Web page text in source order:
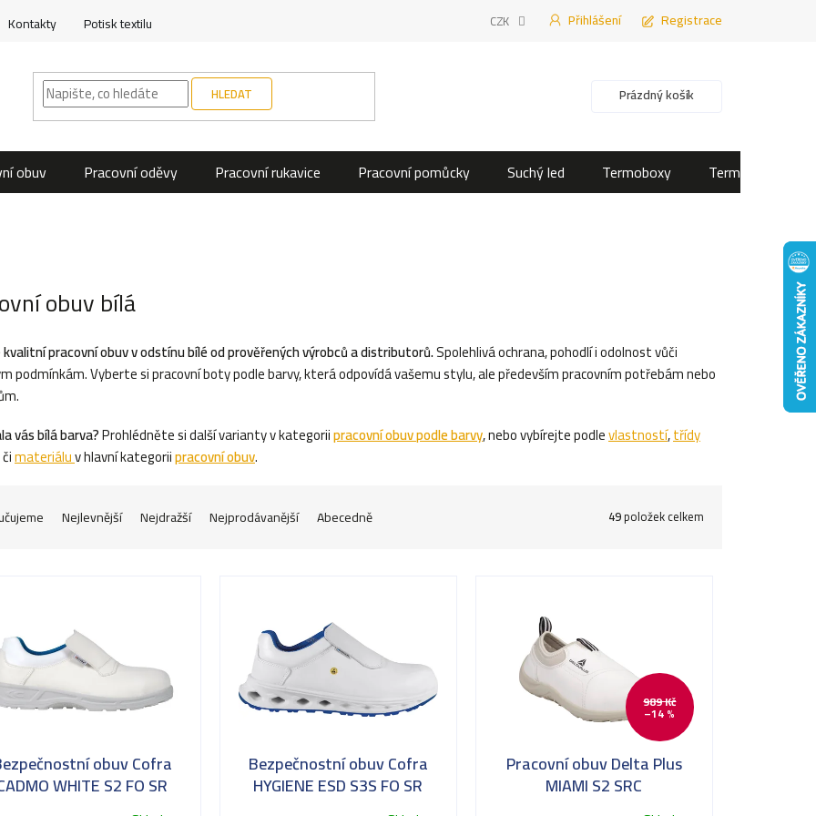
Kontakty Potisk textilu CZK Přihlášení Registrace
HLEDAT Nákupní košík
Prázdný košík
obuv Pracovní oděvy Pracovní rukavice Pracovní pomůcky Suchý led Termoboxy Termotašky
obuv bílá
pracovní obuv v odstínu bílé od prověřených výrobců a distributorů.Spolehlivá ochrana, pohodlí i odolnost vůči
podmínkám. Vyberte si pracovní boty podle barvy, která odpovídá vašemu stylu, ale především pracovním potřebám nebo
vás bílá barva?Prohlédněte si další varianty v kategoriipracovní obuv podle barvy, nebo vybírejte podlevlastností,třídy
čimateriáluv hlavní kategoriipracovní obuv.
Nejlevnější Nejdražší Nejprodávanější Abecedně 49položek celkem
obuv Cofra
WHITE S2 FO SR
Bezpečnostní obuv Cofra
HYGIENE ESD S3S FO SR
989 Kč
–14 %
Pracovní obuv Delta Plus
MIAMI S2 SRC